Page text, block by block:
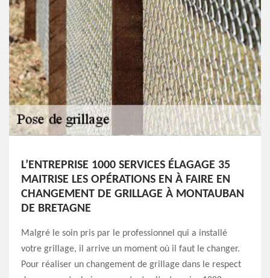
L’ENTREPRISE 1000 SERVICES ÉLAGAGE 35
MAITRISE LES OPÉRATIONS EN À FAIRE EN
CHANGEMENT DE GRILLAGE À MONTAUBAN
DE BRETAGNE
Malgré le soin pris par le professionnel qui a installé
votre grillage, il arrive un moment où il faut le changer.
Pour réaliser un changement de grillage dans le respect